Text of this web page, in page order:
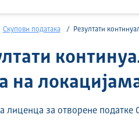
Скупови података Резултати континуалног мерења нивоа
на
лиценца за отворене податке